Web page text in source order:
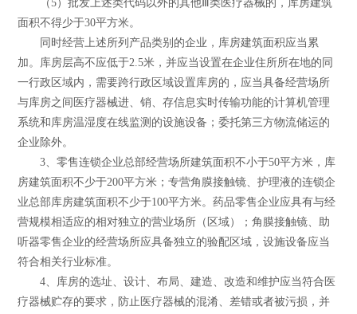
（5）批发上述类代码以外的其他Ⅲ类医疗器械的，库房建筑
面积不得少于30平方米。
同时经营上述所列产品类别的企业，库房建筑面积应当累
加。库房层高不应低于2.5米，并应当设置在企业住所所在地的同
一行政区域内，需要跨行政区域设置库房的，应当具备经营场所
与库房之间医疗器械进、销、存信息实时传输功能的计算机管理
系统和库房温湿度在线监测的设施设备；委托第三方物流储运的
企业除外。
3、零售连锁企业总部经营场所建筑面积不小于50平方米，库
房建筑面积不少于200平方米；专营角膜接触镜、护理液的连锁企
业总部库房建筑面积不少于100平方米。药品零售企业应具有与经
营规模相适应的相对独立的营业场所（区域）；角膜接触镜、助
听器零售企业的经营场所应具备独立的验配区域，设施设备应当
符合相关行业标准。
4、库房的选址、设计、布局、建造、改造和维护应当符合医
疗器械贮存的要求，防止医疗器械的混淆、差错或者被污损，并